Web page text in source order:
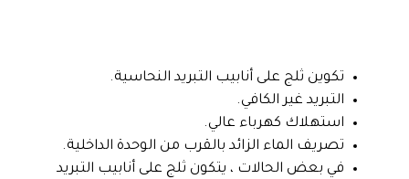
تكوين ثلج على أنابيب التبريد النحاسية.
التبريد غير الكافي.
استهلاك كهرباء عالي.
تصريف الماء الزائد بالقرب من الوحدة الداخلية.
في بعض الحالات ، يتكون ثلج على أنابيب التبريد